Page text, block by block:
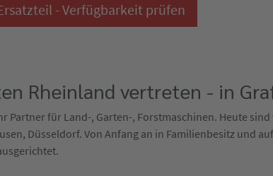
- Verfügbarkeit prüfen
Rheinland vertreten - in
Partner für Land-, Garten-, Forstmaschinen. Heute
Düsseldorf. Von Anfang an in Familienbesitz und